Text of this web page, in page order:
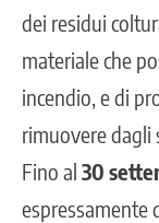
dei residui
materiale che
incendio, e di
rimuovere dagli
Fino al 30
espressamente